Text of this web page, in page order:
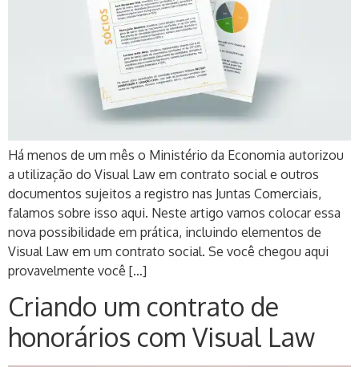
Há menos de um mês o Ministério da Economia autorizou
a utilização do Visual Law em contrato social e outros
documentos sujeitos a registro nas Juntas Comerciais,
falamos sobre isso aqui. Neste artigo vamos colocar essa
nova possibilidade em prática, incluindo elementos de
Visual Law em um contrato social. Se você chegou aqui
provavelmente você […]
Criando um contrato de
honorários com Visual Law